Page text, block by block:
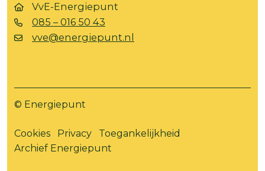
VvE-Energiepunt
085 – 016 50 43
vve@energiepunt.nl
© Energiepunt
Cookies Privacy
Toegankelijkheid
Archief Energiepunt